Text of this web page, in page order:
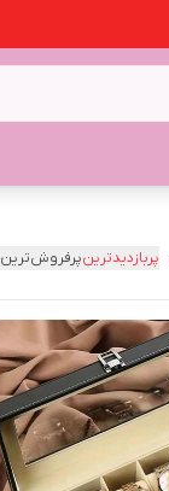
پربازدیدترینپرفروش‌ترین